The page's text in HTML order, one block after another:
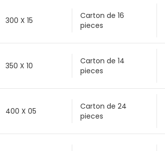
300 X 15
Carton de 16
pieces
350 X 10
Carton de 14
pieces
400 X 05
Carton de 24
pieces